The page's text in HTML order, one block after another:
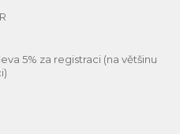
5% za registraci (na většinu